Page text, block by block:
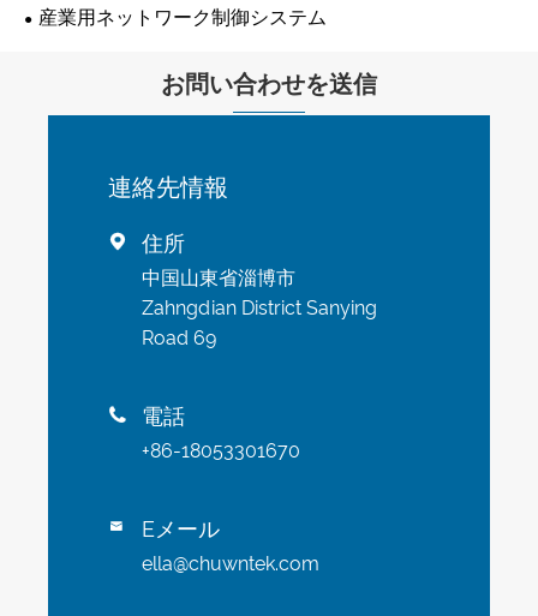
プラットフォーム
産業用ネットワーク制御システム
お問い合わせを送信
連絡先情報
 住所
中国山東省淄博市
Zahngdian District Sanying
Road 69
 電話
+86-18053301670
 Eメール
ella@chuwntek.com